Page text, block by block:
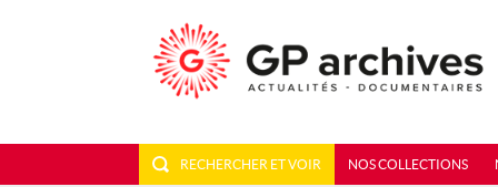
RECHERCHER ET VOIR NOS COLLECTIONS